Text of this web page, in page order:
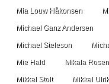
Mia Louw Håkonsen
Michael Ganz Andersen
Michael Steleson
Mie Hald Mikala
Mikkel Stolt Mikkel